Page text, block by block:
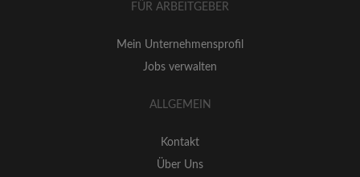
FÜR ARBEITGEBER
Mein Unternehmensprofil
Jobs verwalten
ALLGEMEIN
Kontakt
Über Uns